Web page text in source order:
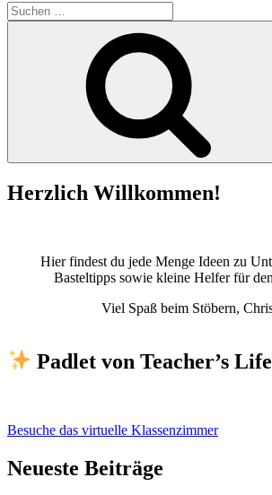
Suchen
nach:
Herzlich Willkommen!
Hier findest du jede Menge Ideen zu
Basteltipps sowie kleine Helfer für
Viel Spaß beim Stöbern,
Padlet von Teacher’s Life
Besuche das virtuelle Klassenzimmer
Neueste Beiträge